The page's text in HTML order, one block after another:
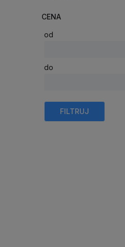
CENA
od
do
FILTRUJ